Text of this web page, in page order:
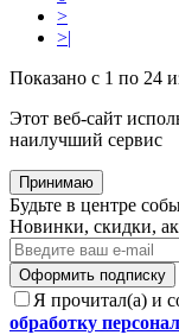
>
>|
Показано с 1 по 24
Этот веб-сайт
наилучший сервис
Принимаю
Будьте в центре
Новинки, скидки,
Оформить подписку
Я прочитал(а) и
обработку